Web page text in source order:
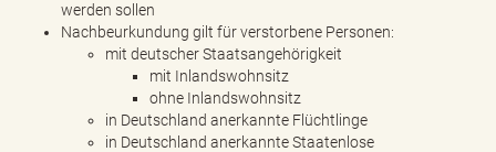
werden sollen
Nachbeurkundung gilt für verstorbene Personen:
mit deutscher Staatsangehörigkeit
mit Inlandswohnsitz
ohne Inlandswohnsitz
in Deutschland anerkannte Flüchtlinge
in Deutschland anerkannte Staatenlose